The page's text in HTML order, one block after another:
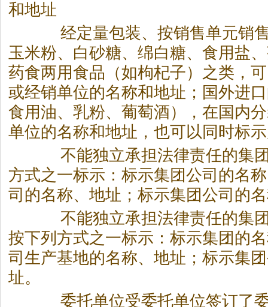
和地址
经定量包装、按销售单元销售
玉米粉、白砂糖、绵白糖、食用盐
药食两用食品（如枸杞子）之类，
或经销单位的名称和地址；国外进
食用油、乳粉、葡萄酒），在国内
单位的名称和地址，也可以同时标
不能独立承担法律责任的集团
方式之一标示：标示集团公司的名
司的名称、地址；标示集团公司的
不能独立承担法律责任的集团
按下列方式之一标示：标示集团的
司生产基地的名称、地址；标示集
址。
委托单位受委托单位签订了委